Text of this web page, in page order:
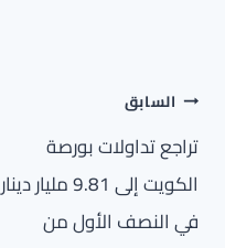
تصفّح
المقالات
السابق
تراجع تداولات بورصة
الكويت إلى 9.81 مليار دينار
في النصف الأول من